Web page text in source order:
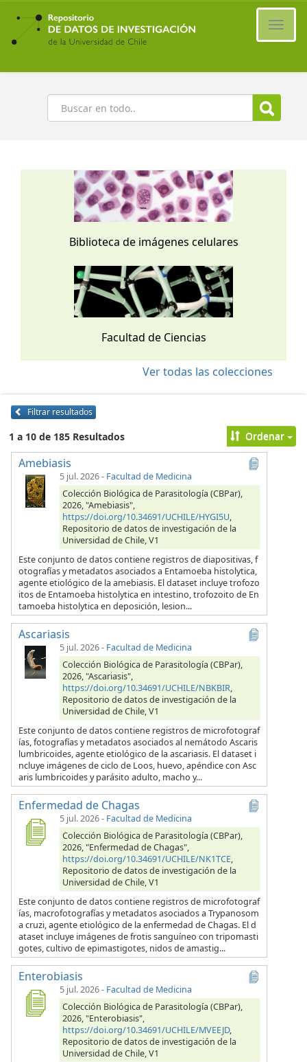
Ir
contenido
principal
Buscar
Biblioteca de imágenes celulares
Facultad de Ciencias
Ver todas las colecciones
Filtrar resultados
1 a 10 de 185 Resultados Ordenar
Amebiasis
5 jul. 2026- Facultad de Medicina
Colección Biológica de Parasitología (CBPar),
2026, "Amebiasis",
https://doi.org/10.34691/UCHILE/HYGI5U,
Repositorio de datos de investigación de la
Universidad de Chile, V1
Este conjunto de datos contiene registros de diapositivas, f
otografías y metadatos asociados a Entamoeba histolytica,
agente etiológico de la amebiasis. El dataset incluye trofozo
itos de Entamoeba histolytica en intestino, trofozoito de En
tamoeba histolytica en deposición, lesion...
Ascariasis
5 jul. 2026- Facultad de Medicina
Colección Biológica de Parasitología (CBPar),
2026, "Ascariasis",
https://doi.org/10.34691/UCHILE/NBKBIR,
Repositorio de datos de investigación de la
Universidad de Chile, V1
Este conjunto de datos contiene registros de microfotograf
ías, fotografías y metadatos asociados al nemátodo Ascaris
lumbricoides, agente etiológico de la ascariasis. El dataset i
ncluye imágenes de ciclo de Loos, huevo, apéndice con Asc
aris lumbricoides y parásito adulto, macho y...
Enfermedad de Chagas
5 jul. 2026- Facultad de Medicina
Colección Biológica de Parasitología (CBPar),
2026, "Enfermedad de Chagas",
https://doi.org/10.34691/UCHILE/NK1TCE,
Repositorio de datos de investigación de la
Universidad de Chile, V1
Este conjunto de datos contiene registros de microfotograf
ías, macrofotografías y metadatos asociados a Trypanosom
a cruzi, agente etiológico de la enfermedad de Chagas. El d
ataset incluye imágenes de frotis sanguíneo con tripomasti
gotes, cultivo de epimastigotes, nidos de amastig...
Enterobiasis
5 jul. 2026- Facultad de Medicina
Colección Biológica de Parasitología (CBPar),
2026, "Enterobiasis",
https://doi.org/10.34691/UCHILE/MVEEJD,
Repositorio de datos de investigación de la
Universidad de Chile, V1